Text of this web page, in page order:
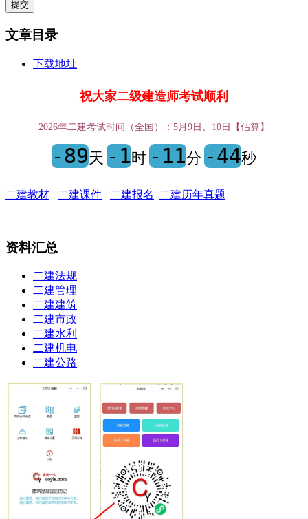
文章目录
下载地址
祝大家二级建造师考试顺利
2026年二建考试时间（全国）：5月9日、10日【估算】
-89天 -1时-11分 -44秒
二建教材 二建课件 二建报名 二建历年真题
资料汇总
二建法规
二建管理
二建建筑
二建市政
二建水利
二建机电
二建公路